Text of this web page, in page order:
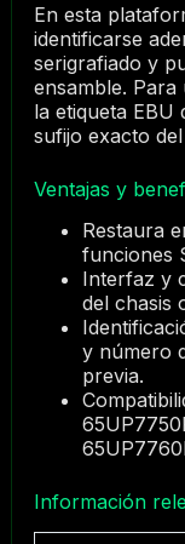
En esta
identificarse
serigrafiado y
ensamble.
la etiqueta EBU
sufijo exacto
Ventajas y
Restaura
funciones
Interfaz y
del chasis
y número
previa.
Información